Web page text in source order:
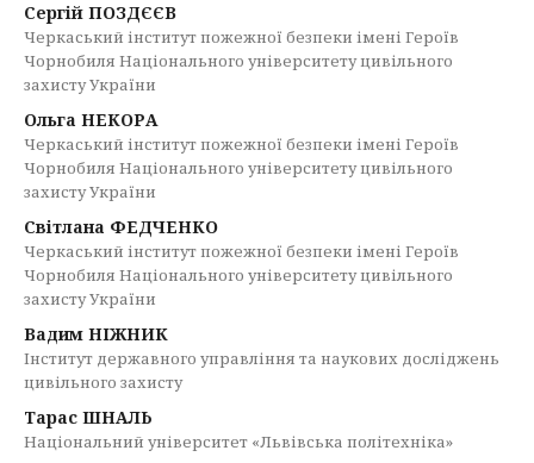
Сергій ПОЗДЄЄВ
Черкаський інститут пожежної безпеки імені Героїв
Чорнобиля Національного університету цивільного
захисту України
Ольга НЕКОРА
Черкаський інститут пожежної безпеки імені Героїв
Чорнобиля Національного університету цивільного
захисту України
Світлана ФЕДЧЕНКО
Черкаський інститут пожежної безпеки імені Героїв
Чорнобиля Національного університету цивільного
захисту України
Вадим НІЖНИК
Інститут державного управління та наукових досліджень
цивільного захисту
Тарас ШНАЛЬ
Національний університет «Львівська політехніка»